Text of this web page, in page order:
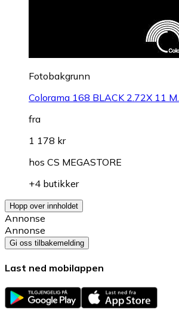
Fotobakgrunn
Colorama 168 BLACK 2.72X 11 M.
fra
1 178 kr
hos CS MEGASTORE
+4 butikker
Hopp over innholdet
Annonse
Annonse
Gi oss tilbakemelding
Last ned mobilappen